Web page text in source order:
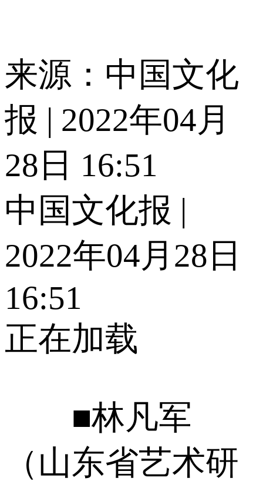
来源：中国文化
报 | 2022年04月
28日 16:51
中国文化报 |
2022年04月28日
16:51
正在加载
■林凡军
（山东省艺术研